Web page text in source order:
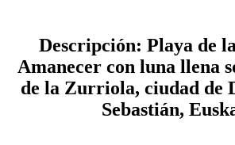
Descripción: Playa de
Amanecer con luna llena
de la Zurriola, ciudad de
Sebastián,